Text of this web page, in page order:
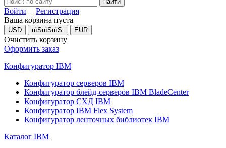
Войти | Регистрация
Ваша корзина пуста
USD пїЅпїЅпїЅ. EUR
Очистить корзину
Оформить заказ
Конфигуратор IBM
Конфигуратор серверов IBM
Конфигуратор блейд-серверов IBM BladeCenter
Конфигуратор СХД IBM
Конфигуратор IBM Flex System
Конфигуратор ленточных библиотек IBM
Каталог IBM